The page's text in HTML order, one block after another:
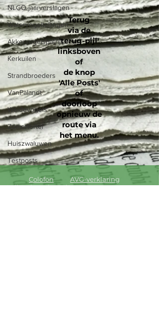
NLGO-jaarverslagen
Watervogeltellingen
Akkervogelspatrijs
Kerkuilen
Strandbroeders
VanPalandt
Weidevogels
Zomertortel
Huiszwaluwen
Testposts
Terug
via de
'terug-pijl'
linksboven
of
de knop
'Alle Posts'
of
doorloop
opnieuw de
route via
het menu.
Colofon
AVG-verklaring
Vrijwaringsclausule